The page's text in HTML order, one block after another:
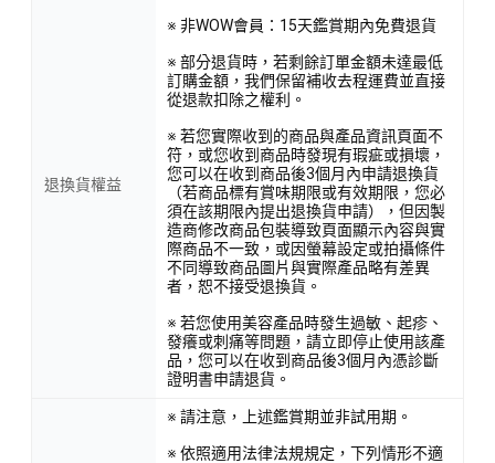
退換貨權益
※ 非WOW會員：15天鑑賞期內免費退貨
※ 部分退貨時，若剩餘訂單金額未達最低
訂購金額，我們保留補收去程運費並直接
從退款扣除之權利。
※ 若您實際收到的商品與產品資訊頁面不
符，或您收到商品時發現有瑕疵或損壞，
您可以在收到商品後3個月內申請退換貨
（若商品標有賞味期限或有效期限，您必
須在該期限內提出退換貨申請），但因製
造商修改商品包裝導致頁面顯示內容與實
際商品不一致，或因螢幕設定或拍攝條件
不同導致商品圖片與實際產品略有差異
者，恕不接受退換貨。
※ 若您使用美容產品時發生過敏、起疹、
發癢或刺痛等問題，請立即停止使用該產
品，您可以在收到商品後3個月內憑診斷
證明書申請退貨。
※ 請注意，上述鑑賞期並非試用期。
※ 依照適用法律法規規定，下列情形不適